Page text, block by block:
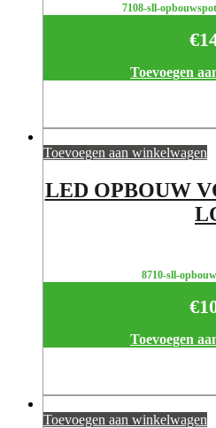
7108-sll-
€
Toevoegen
Toevoegen aan winkelwagen
LED OPBOUW
8710-sll-
€
Toevoegen
Toevoegen aan winkelwagen